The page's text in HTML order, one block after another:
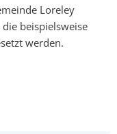
Loreley
beispielsweise
werden.